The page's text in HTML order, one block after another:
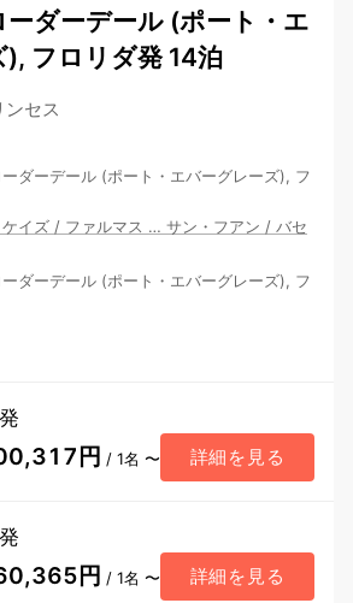
ーダーデール (ポート・エ
フロリダ発 14泊
ンセス
ダーデール (ポート・エバーグレーズ), フ
イズ / ファルマス … サン・フアン / バセ
ダーデール (ポート・エバーグレーズ), フ
円 / 1名 〜 詳細を見る
円 / 1名 〜 詳細を見る